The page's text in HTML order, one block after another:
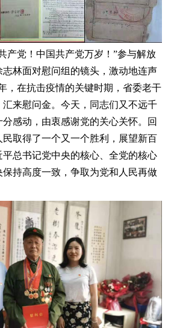
党！中国共产党万岁！”参与解放
林面对慰问组的镜头，激动地连声
，在抗击疫情的关键时期，省委老干
来慰问金。今天，同志们又不远千
感动，由衷感谢党的关心关怀。回
取得了一个又一个胜利，展望新百
总书记党中央的核心、全党的核心
持高度一致，争取为党和人民再做